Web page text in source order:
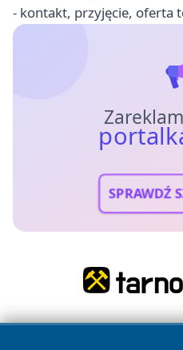
- kontakt, przyjęcie, oferta
SPRAWDŹ